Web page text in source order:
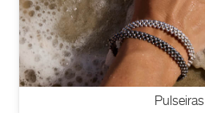
Pulseiras